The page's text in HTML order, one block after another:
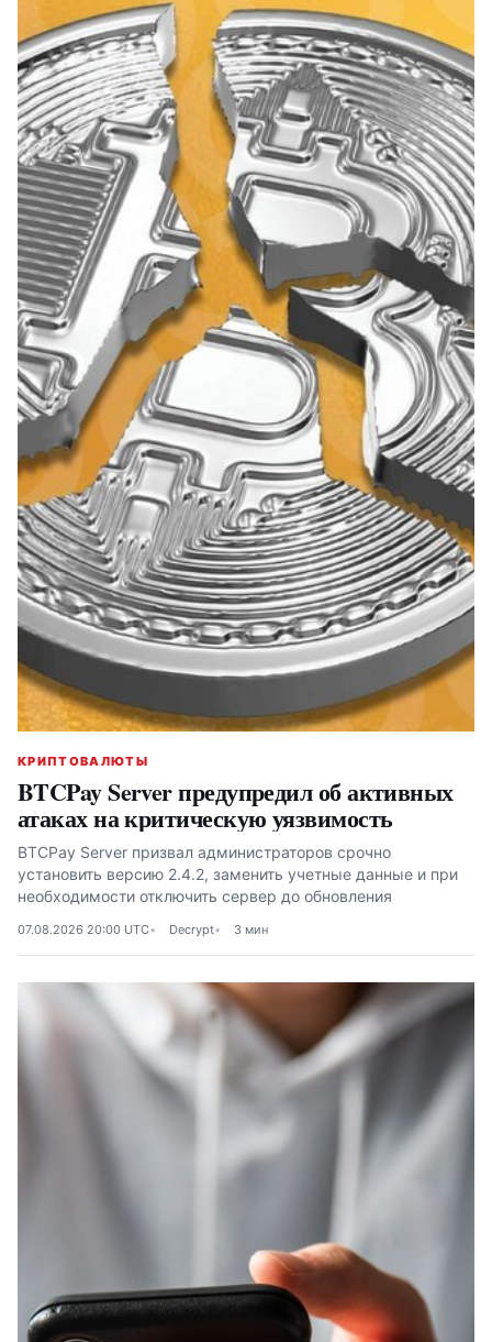
КРИПТОВАЛЮТЫ
BTCPay Server предупредил об активных
атаках на критическую уязвимость
BTCPay Server призвал администраторов срочно
установить версию 2.4.2, заменить учетные данные и при
необходимости отключить сервер до обновления
07.08.2026 20:00 UTC Decrypt 3 мин